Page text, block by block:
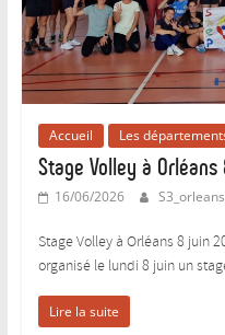
Accueil Les
Stage Volley à
16/06/2026
Stage Volley à Orléans 8 juin
organisé le lundi 8 juin un
Lire la suite